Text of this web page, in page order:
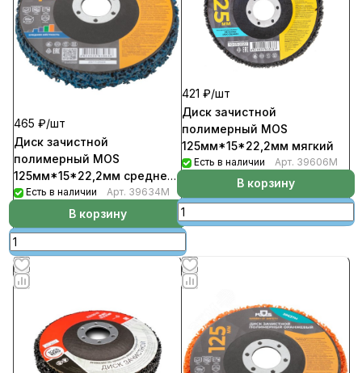
465 ₽/шт
Диск зачистной
полимерный MOS
125мм*15*22,2мм средней
жесткости (5шт/уп)
Есть в наличии Арт. 39634М
В корзину
421 ₽/шт
Диск зачистной
полимерный MOS
125мм*15*22,2мм мягкий
Есть в наличии Арт. 39606М
В корзину